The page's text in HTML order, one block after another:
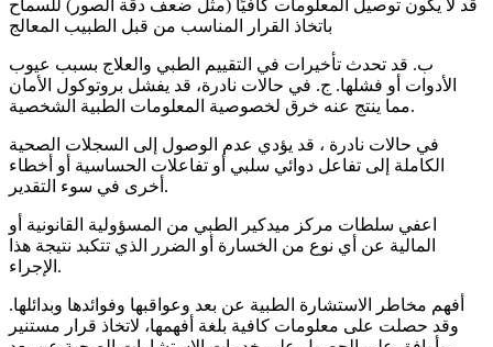
قد لا يكون توصيل المعلومات كافيًا (مثل ضعف دقة الصور) للسماح
باتخاذ القرار المناسب من قبل الطبيب المعالج
ب. قد تحدث تأخيرات في التقييم الطبي والعلاج بسبب عيوب
الأدوات أو فشلها. ج. في حالات نادرة، قد يفشل بروتوكول الأمان
مما ينتج عنه خرق لخصوصية المعلومات الطبية الشخصية.
في حالات نادرة ، قد يؤدي عدم الوصول إلى السجلات الصحية
الكاملة إلى تفاعل دوائي سلبي أو تفاعلات الحساسية أو أخطاء
أخرى في سوء التقدير.
اعفي سلطات مركز ميدكير الطبي من المسؤولية القانونية أو
المالية عن أي نوع من الخسارة أو الضرر الذي تتكبد نتيجة هذا
الإجراء.
أفهم مخاطر الاستشارة الطبية عن بعد وعواقبها وفوائدها وبدائلها.
وقد حصلت على معلومات كافية بلغة أفهمها، لاتخاذ قرار مستنير